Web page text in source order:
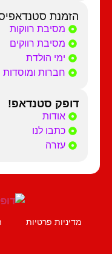
הזמנת
מסיבת רווקות
מסיבת רווקים
ימי הולדת
חברות ומוסדות
דופק סטנדאפ!
אודות
כתבו לנו
עזרה
מדיניות פרטיות